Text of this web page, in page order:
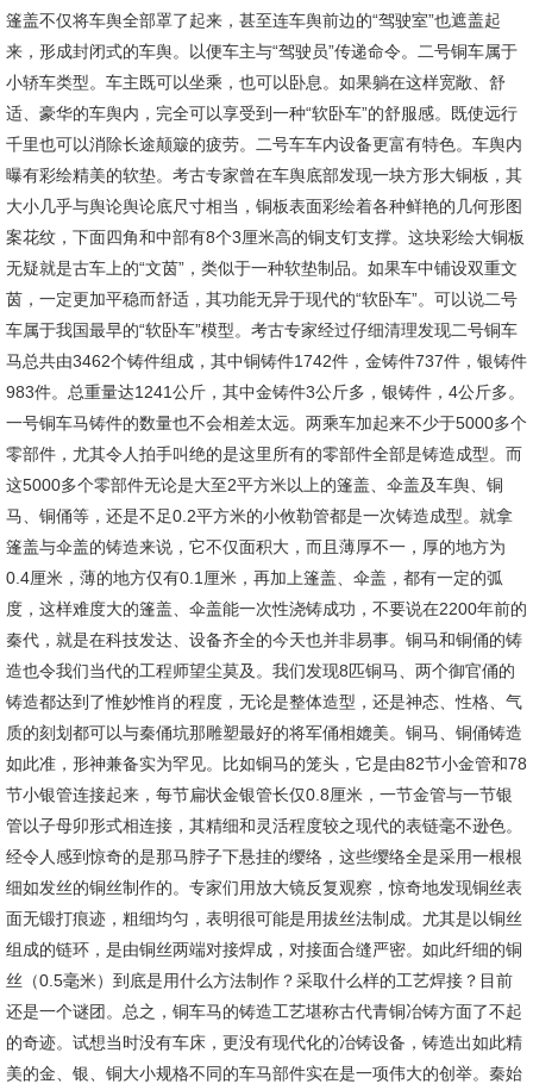
篷盖不仅将车舆全部罩了起来，甚至连车舆前边的“驾驶室”也遮盖起
来，形成封闭式的车舆。以便车主与“驾驶员”传递命令。二号铜车属于
小轿车类型。车主既可以坐乘，也可以卧息。如果躺在这样宽敞、舒
适、豪华的车舆内，完全可以享受到一种“软卧车”的舒服感。既使远行
千里也可以消除长途颠簸的疲劳。二号车车内设备更富有特色。车舆内
曝有彩绘精美的软垫。考古专家曾在车舆底部发现一块方形大铜板，其
大小几乎与舆论舆论底尺寸相当，铜板表面彩绘着各种鲜艳的几何形图
案花纹，下面四角和中部有8个3厘米高的铜支钉支撑。这块彩绘大铜板
无疑就是古车上的“文茵”，类似于一种软垫制品。如果车中铺设双重文
茵，一定更加平稳而舒适，其功能无异于现代的“软卧车”。可以说二号
车属于我国最早的“软卧车”模型。考古专家经过仔细清理发现二号铜车
马总共由3462个铸件组成，其中铜铸件1742件，金铸件737件，银铸件
983件。总重量达1241公斤，其中金铸件3公斤多，银铸件，4公斤多。
一号铜车马铸件的数量也不会相差太远。两乘车加起来不少于5000多个
零部件，尤其令人拍手叫绝的是这里所有的零部件全部是铸造成型。而
这5000多个零部件无论是大至2平方米以上的篷盖、伞盖及车舆、铜
马、铜俑等，还是不足0.2平方米的小攸勒管都是一次铸造成型。就拿
篷盖与伞盖的铸造来说，它不仅面积大，而且薄厚不一，厚的地方为
0.4厘米，薄的地方仅有0.1厘米，再加上篷盖、伞盖，都有一定的弧
度，这样难度大的篷盖、伞盖能一次性浇铸成功，不要说在2200年前的
秦代，就是在科技发达、设备齐全的今天也并非易事。铜马和铜俑的铸
造也令我们当代的工程师望尘莫及。我们发现8匹铜马、两个御官俑的
铸造都达到了惟妙惟肖的程度，无论是整体造型，还是神态、性格、气
质的刻划都可以与秦俑坑那雕塑最好的将军俑相媲美。铜马、铜俑铸造
如此准，形神兼备实为罕见。比如铜马的笼头，它是由82节小金管和78
节小银管连接起来，每节扁状金银管长仅0.8厘米，一节金管与一节银
管以子母卯形式相连接，其精细和灵活程度较之现代的表链毫不逊色。
经令人感到惊奇的是那马脖子下悬挂的缨络，这些缨络全是采用一根根
细如发丝的铜丝制作的。专家们用放大镜反复观察，惊奇地发现铜丝表
面无锻打痕迹，粗细均匀，表明很可能是用拔丝法制成。尤其是以铜丝
组成的链环，是由铜丝两端对接焊成，对接面合缝严密。如此纤细的铜
丝（0.5毫米）到底是用什么方法制作？采取什么样的工艺焊接？目前
还是一个谜团。总之，铜车马的铸造工艺堪称古代青铜冶铸方面了不起
的奇迹。试想当时没有车床，更没有现代化的冶铸设备，铸造出如此精
美的金、银、铜大小规格不同的车马部件实在是一项伟大的创举。秦始